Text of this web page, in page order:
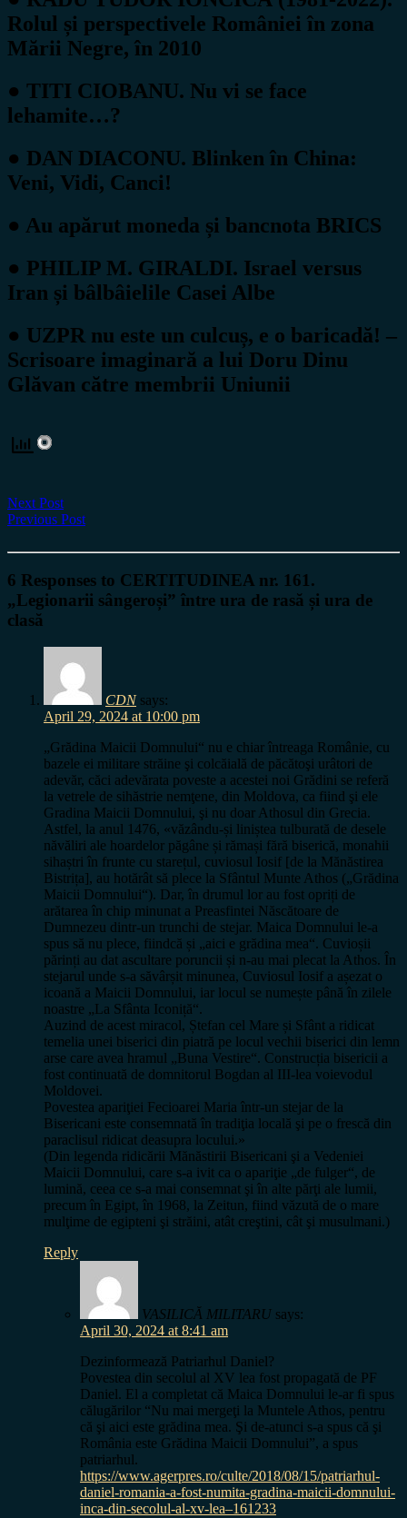
Rolul și perspectivele României în zona
Mării Negre, în 2010
● TITI CIOBANU. Nu vi se face
lehamite…?
● DAN DIACONU. Blinken în China:
Veni, Vidi, Canci!
● Au apărut moneda și bancnota BRICS
● PHILIP M. GIRALDI. Israel versus
Iran și bâlbâielile Casei Albe
● UZPR nu este un culcuș, e o baricadă! –
Scrisoare imaginară a lui Doru Dinu
Glăvan către membrii Uniunii
Next Post
Previous Post
6 Responses to CERTITUDINEA nr. 161.
„Legionarii sângeroși” între ura de rasă și ura de
clasă
CDN says:
April 29, 2024 at 10:00 pm
„Grădina Maicii Domnului“ nu e chiar întreaga Românie, cu
bazele ei militare străine şi colcăială de păcătoşi urâtori de
adevăr, căci adevărata poveste a acestei noi Grădini se referă
la vetrele de sihăstrie nemţene, din Moldova, ca fiind şi ele
Gradina Maicii Domnului, şi nu doar Athosul din Grecia.
Astfel, la anul 1476, «văzându-și liniștea tulburată de desele
năvăliri ale hoardelor păgâne și rămași fără biserică, monahii
sihaștri în frunte cu starețul, cuviosul Iosif [de la Mănăstirea
Bistrița], au hotărât să plece la Sfântul Munte Athos („Grădina
Maicii Domnului“). Dar, în drumul lor au fost opriți de
arătarea în chip minunat a Preasfintei Născătoare de
Dumnezeu dintr-un trunchi de stejar. Maica Domnului le-a
spus să nu plece, fiindcă și „aici e grădina mea“. Cuvioșii
părinți au dat ascultare poruncii și n-au mai plecat la Athos. În
stejarul unde s-a săvârșit minunea, Cuviosul Iosif a așezat o
icoană a Maicii Domnului, iar locul se numește până în zilele
noastre „La Sfânta Iconiță“.
Auzind de acest miracol, Ștefan cel Mare și Sfânt a ridicat
temelia unei biserici din piatră pe locul vechii biserici din lemn
arse care avea hramul „Buna Vestire“. Construcția bisericii a
fost continuată de domnitorul Bogdan al III-lea voievodul
Moldovei.
Povestea apariţiei Fecioarei Maria într-un stejar de la
Bisericani este consemnată în tradiţia locală şi pe o frescă din
paraclisul ridicat deasupra locului.»
(Din legenda ridicării Mănăstirii Bisericani şi a Vedeniei
Maicii Domnului, care s-a ivit ca o apariţie „de fulger“, de
lumină, ceea ce s-a mai consemnat şi în alte părţi ale lumii,
precum în Egipt, în 1968, la Zeitun, fiind văzută de o mare
mulţime de egipteni şi străini, atât creştini, cât şi musulmani.)
Reply
VASILICĂ MILITARU says:
April 30, 2024 at 8:41 am
Dezinformează Patriarhul Daniel?
Povestea din secolul al XV lea fost propagată de PF
Daniel. El a completat că Maica Domnului le-ar fi spus
călugărilor “Nu mai mergeţi la Muntele Athos, pentru
că şi aici este grădina mea. Şi de-atunci s-a spus că şi
România este Grădina Maicii Domnului”, a spus
patriarhul.
https://www.agerpres.ro/culte/2018/08/15/patriarhul-
daniel-romania-a-fost-numita-gradina-maicii-domnului-
inca-din-secolul-al-xv-lea–161233